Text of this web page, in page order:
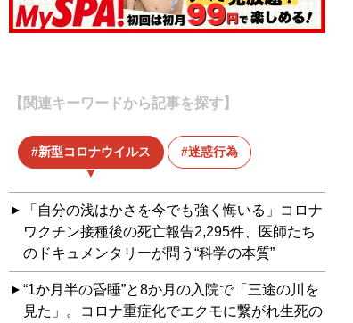
【関連キーワードから記事を探す】
新型コロナウイルス 迷惑行為
「自分の浅はかさを今でも強く悔いる」コロナ
ワクチン接種後の死亡報告2,295件、医師たち
のドキュメンタリーが問う“科学の本質”
“1か月半の昏睡”と8か月の入院で「三途の川を
見た」。コロナ重症化でエクモに繋がれ生死の